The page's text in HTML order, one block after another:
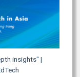
insights" |